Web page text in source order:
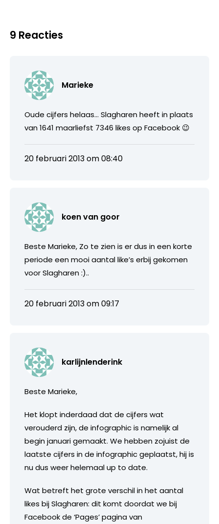
9 Reacties
Marieke
Oude cijfers helaas… Slagharen heeft in plaats
van 1641 maarliefst 7346 likes op Facebook 😉
20 februari 2013 om 08:40
koen van goor
Beste Marieke, Zo te zien is er dus in een korte
periode een mooi aantal like’s erbij gekomen
voor Slagharen :)..
20 februari 2013 om 09:17
karlijnlenderink
Beste Marieke,
Het klopt inderdaad dat de cijfers wat
verouderd zijn, de infographic is namelijk al
begin januari gemaakt. We hebben zojuist de
laatste cijfers in de infographic geplaatst, hij is
nu dus weer helemaal up to date.
Wat betreft het grote verschil in het aantal
likes bij Slagharen: dit komt doordat we bij
Facebook de ‘Pages’ pagina van